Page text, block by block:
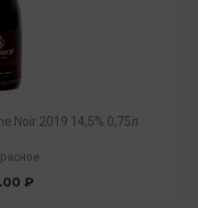
Noir 2019 14,5% 0,75л
₽